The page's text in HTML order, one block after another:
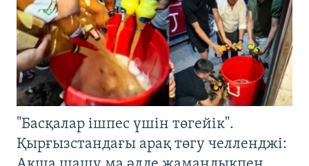
"Басқалар ішпес үшін төгейік".
Қырғызстандағы арақ төгу челленджі: